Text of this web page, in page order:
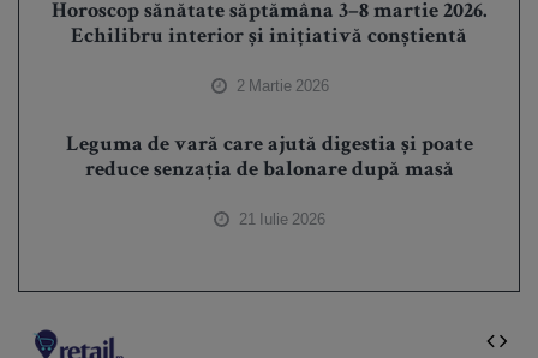
Horoscop sănătate săptămâna 3–8 martie 2026.
Echilibru interior și inițiativă conștientă
2 Martie 2026
Leguma de vară care ajută digestia și poate
reduce senzația de balonare după masă
21 Iulie 2026